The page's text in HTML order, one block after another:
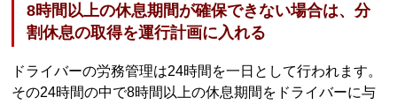
8時間以上の休息期間が確保できない場合は、分
割休息の取得を運行計画に入れる
ドライバーの労務管理は24時間を一日として行われます。
その24時間の中で8時間以上の休息期間をドライバーに与